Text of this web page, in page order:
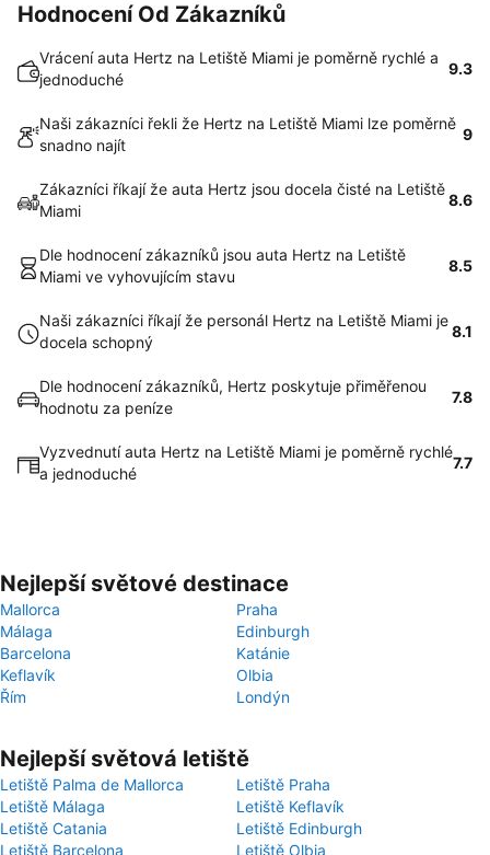
Hodnocení Od Zákazníků
Vrácení auta Hertz na Letiště Miami je poměrně rychlé a
jednoduché
9.3
Naši zákazníci řekli že Hertz na Letiště Miami lze poměrně
snadno najít
9
Zákazníci říkají že auta Hertz jsou docela čisté na Letiště
Miami
8.6
Dle hodnocení zákazníků jsou auta Hertz na Letiště
Miami ve vyhovujícím stavu
8.5
Naši zákazníci říkají že personál Hertz na Letiště Miami je
docela schopný
8.1
Dle hodnocení zákazníků, Hertz poskytuje přiměřenou
hodnotu za peníze
7.8
Vyzvednutí auta Hertz na Letiště Miami je poměrně rychlé
a jednoduché
7.7
Nejlepší světové destinace
Mallorca
Praha
Málaga
Edinburgh
Barcelona
Katánie
Keflavík
Olbia
Řím
Londýn
Nejlepší světová letiště
Letiště Palma de Mallorca
Letiště Praha
Letiště Málaga
Letiště Keflavík
Letiště Catania
Letiště Edinburgh
Letiště Barcelona
Letiště Olbia